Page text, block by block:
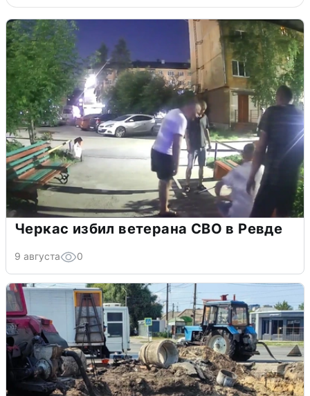
Черкас избил ветерана СВО в Ревде
9 августа 0